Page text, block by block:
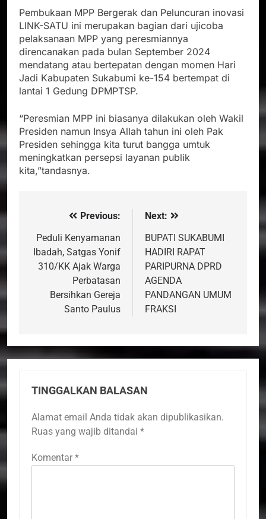
Pembukaan MPP Bergerak dan Peluncuran inovasi
LINK-SATU ini merupakan bagian dari ujicoba
pelaksanaan MPP yang peresmiannya
direncanakan pada bulan September 2024
mendatang atau bertepatan dengan momen Hari
Jadi Kabupaten Sukabumi ke-154 bertempat di
lantai 1 Gedung DPMPTSP.
“Peresmian MPP ini biasanya dilakukan oleh Wakil
Presiden namun Insya Allah tahun ini oleh Pak
Presiden sehingga kita turut bangga umtuk
meningkatkan persepsi layanan publik
kita,”tandasnya.
Navigasi
pos
Previous:
Peduli Kenyamanan
Ibadah, Satgas Yonif
310/KK Ajak Warga
Perbatasan
Bersihkan Gereja
Santo Paulus
Next:
BUPATI SUKABUMI
HADIRI RAPAT
PARIPURNA DPRD
AGENDA
PANDANGAN UMUM
FRAKSI
TINGGALKAN BALASAN
Alamat email Anda tidak akan dipublikasikan.
Ruas yang wajib ditandai *
Komentar *